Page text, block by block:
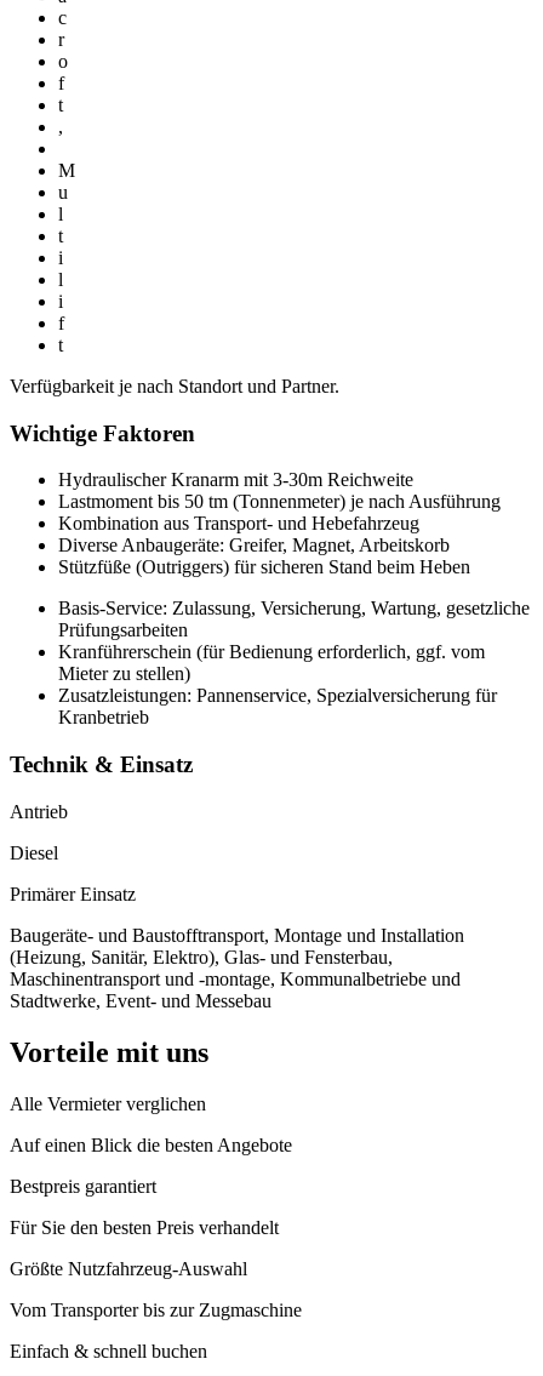
c
r
o
f
t
,
M
u
l
t
i
l
i
f
t
Verfügbarkeit je nach Standort und Partner.
Wichtige Faktoren
Hydraulischer Kranarm mit 3-30m Reichweite
Lastmoment bis 50 tm (Tonnenmeter) je nach Ausführung
Kombination aus Transport- und Hebefahrzeug
Diverse Anbaugeräte: Greifer, Magnet, Arbeitskorb
Stützfüße (Outriggers) für sicheren Stand beim Heben
Basis-Service: Zulassung, Versicherung, Wartung, gesetzliche
Prüfungsarbeiten
Kranführerschein (für Bedienung erforderlich, ggf. vom
Mieter zu stellen)
Zusatzleistungen: Pannenservice, Spezialversicherung für
Kranbetrieb
Technik & Einsatz
Antrieb
Diesel
Primärer Einsatz
Baugeräte- und Baustofftransport, Montage und Installation
(Heizung, Sanitär, Elektro), Glas- und Fensterbau,
Maschinentransport und -montage, Kommunalbetriebe und
Stadtwerke, Event- und Messebau
Vorteile mit uns
Alle Vermieter verglichen
Auf einen Blick die besten Angebote
Bestpreis garantiert
Für Sie den besten Preis verhandelt
Größte Nutzfahrzeug-Auswahl
Vom Transporter bis zur Zugmaschine
Einfach & schnell buchen